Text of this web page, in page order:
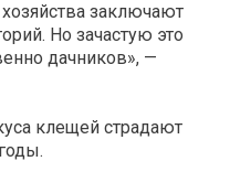
заключают
Но зачастую это
дачников», —
клещей страдают